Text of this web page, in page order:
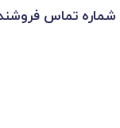
شماره تماس